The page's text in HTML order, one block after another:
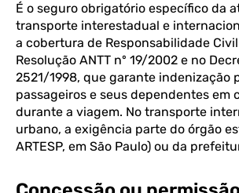
É o seguro obrigatório específico da
transporte interestadual e
a cobertura de Responsabilidade
Resolução ANTT nº 19/2002 e no
2521/1998, que garante indenização
passageiros e seus dependentes em
durante a viagem. No transporte
urbano, a exigência parte do órgão
ARTESP, em São Paulo) ou da